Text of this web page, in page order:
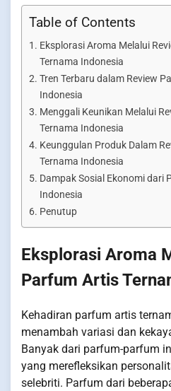
Table of Contents
Eksplorasi Aroma Melalui
Ternama Indonesia
Tren Terbaru dalam Review
Indonesia
Menggali Keunikan Melalui
Ternama Indonesia
Keunggulan Produk Dalam
Ternama Indonesia
Dampak Sosial Ekonomi dari
Indonesia
Penutup
Eksplorasi Aroma
Parfum Artis
Kehadiran parfum artis
menambah variasi dan
Banyak dari parfum-parfum
yang merefleksikan
selebriti. Parfum dari